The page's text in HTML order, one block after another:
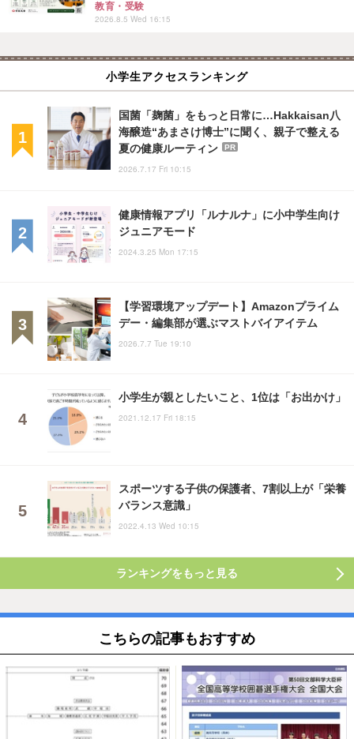
教育・受験
2026.8.5 Wed 16:15
小学生アクセスランキング
国菌「麹菌」をもっと日常に…Hakkaisan八
海醸造“あまさけ博士”に聞く、親子で整える
夏の健康ルーティン
PR
2026.7.17 Fri 10:15
健康情報アプリ「ルナルナ」に小中学生向け
ジュニアモード
2024.3.25 Mon 17:15
【学習環境アップデート】Amazonプライム
デー・編集部が選ぶマストバイアイテム
2026.7.7 Tue 19:10
小学生が親としたいこと、1位は「お出かけ」
2021.12.17 Fri 18:15
スポーツする子供の保護者、7割以上が「栄養
バランス意識」
2022.4.13 Wed 10:15
ランキングをもっと見る
こちらの記事もおすすめ